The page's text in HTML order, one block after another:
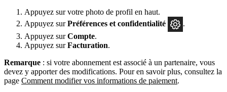
Appuyez sur votre photo de profil en haut.
Appuyez surPréférences et confidentialité
.
Appuyez surCompte.
Appuyez surFacturation.
Remarque : si votre abonnement est associé à un partenaire, vous
devez y apporter des modifications. Pour en savoir plus, consultez la
page Comment modifier vos informations de paiement.